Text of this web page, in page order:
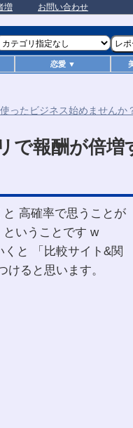
増 お問い合わせ
恋愛 ▼
で報酬が倍増
高確率で思うことが
ということです w
と 「比較サイト&関
ると思います。